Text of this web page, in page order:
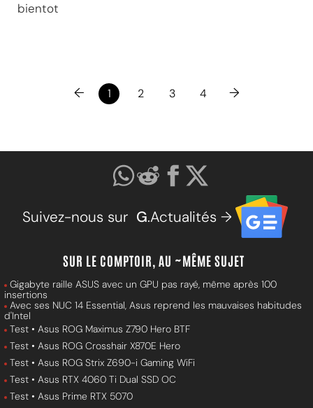
bientot
← 1 2 3 4 →
Suivez-nous sur G.Actualités →
SUR LE COMPTOIR, AU ~MÊME SUJET
Gigabyte raille ASUS avec un GPU pas rayé, même après 100
insertions
Avec ses NUC 14 Essential, Asus reprend les mauvaises habitudes
d'Intel
Test • Asus ROG Maximus Z790 Hero BTF
Test • Asus ROG Crosshair X870E Hero
Test • Asus ROG Strix Z690-i Gaming WiFi
Test • Asus RTX 4060 Ti Dual SSD OC
Test • Asus Prime RTX 5070